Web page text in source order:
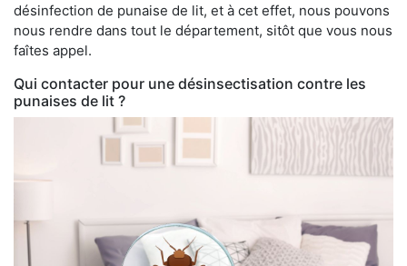
désinfection de punaise de lit, et à cet effet, nous pouvons
nous rendre dans tout le département, sitôt que vous nous
faîtes appel.
Qui contacter pour une désinsectisation contre les
punaises de lit ?